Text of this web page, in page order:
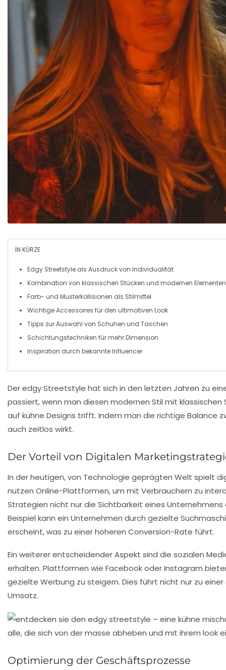
IN KÜRZE
Edgy Streetstyle als Ausdruck von Individualität
Kombination von klassischen Stücken und modernen Elementen
Farb- und Musterkollisionen als Stilmittel
Wichtige Accessoires für den ultimativen Look
Tipps zur Auswahl von Schuhen und Taschen
Schichtungstechniken für mehr Dimension
Inspiration durch bekannteInfluencer
Deredgy Streetstyle hat sich in den letzten Jahren zu
passiert, wenn man diesen modernen Stil mit klassischen
auf kühne Designs trifft. Indem man die richtige Balance
auch zeitlos wirkt.
Der Vorteil von Digitalen
In der heutigen, von Technologie geprägten Welt spielt
nutzen Online-Plattformen, um mit Verbrauchern zu
Strategien nicht nur die Sichtbarkeit eines
Beispiel kann ein Unternehmen durch gezielte
erscheint, was zu einer höheren Conversion-Rate führt.
Ein weiterer entscheidender Aspekt sind die sozialen
erhalten. Plattformen wie FacebookoderInstagram
gezielte Werbung zu steigern. Dies führt nicht nur zu
Umsatz.
Optimierung der Geschäftsprozesse